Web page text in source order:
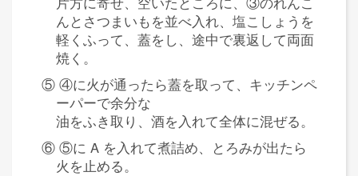
んとさつまいもを並べ入れ、塩こしょうを
軽くふって、蓋をし、途中で裏返して両面
焼く。
⑤ ④に火が通ったら蓋を取って、キッチンペ
ーパーで余分な
油をふき取り、酒を入れて全体に混ぜる。
⑥ ⑤に A を入れて煮詰め、とろみが出たら
火を止める。